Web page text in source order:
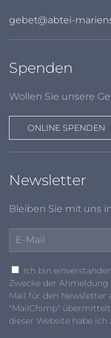
gebet@abtei-
Spenden
Wollen Sie unsere
ONLINE SPENDEN
Newsletter
Bleiben Sie mit uns
Ich bin
Zwecke der
Mail für den Newsletter
"MailChimp"
dieser Website habe